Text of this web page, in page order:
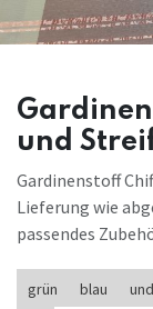
und
Gardinenstoff
Lieferung wie
passendes
grün blau und